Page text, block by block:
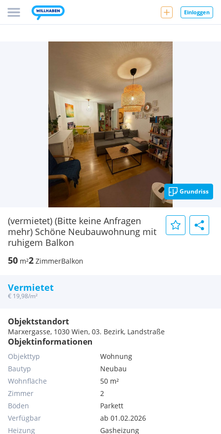
Einloggen
(vermietet) (Bitte keine Anfragen
mehr) Schöne Neubauwohnung mit
ruhigem Balkon
50 m²2 ZimmerBalkon
Grundriss
Vermietet
€ 19,98/m²
Objektstandort
Marxergasse, 1030 Wien, 03. Bezirk, Landstraße
Objektinformationen
Objekttyp
Wohnung
Bautyp
Neubau
Wohnfläche
50 m²
Zimmer
2
Böden
Parkett
Verfügbar
ab 01.02.2026
Heizung
Gasheizung